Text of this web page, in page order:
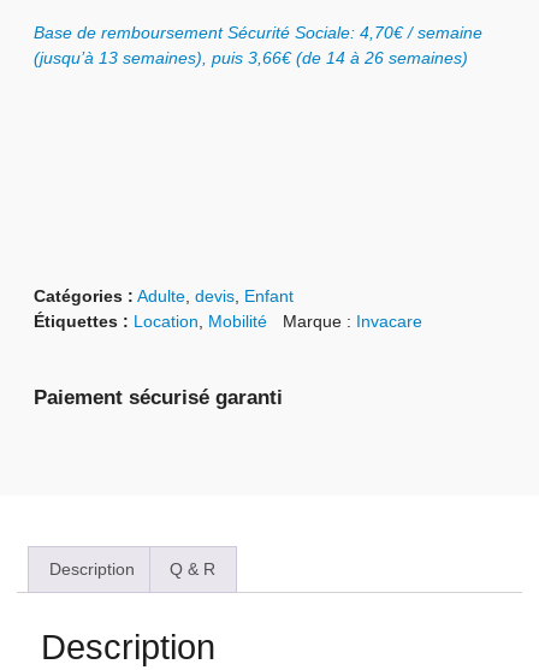
Base de remboursement Sécurité Sociale: 4,70€ / semaine
(jusqu’à 13 semaines), puis 3,66€ (de 14 à 26 semaines)
Catégories : Adulte devis Enfant
Étiquettes : Location Mobilité Marque : Invacare
Paiement sécurisé garanti
Description Q & R
Description